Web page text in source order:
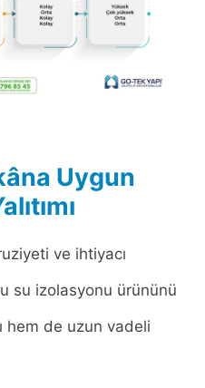
Uygun
ve ihtiyacı
su izolasyonu ürününü
hem de uzun vadeli